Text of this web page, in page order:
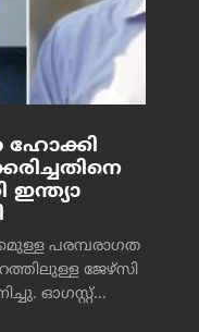
ഹോക്കി
പരമ്പരാഗത
ജേഴ്‌സി
ഓഗസ്റ്റ്...